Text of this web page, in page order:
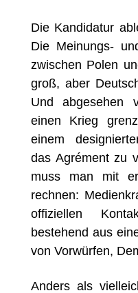
Die Kandidatur
Die Meinungs-
zwischen Polen
groß, aber
Und abgesehen
einen Krieg
einem
das Agrément zu
muss man mit
rechnen:
offiziellen
bestehend aus
von Vorwürfen,
Anders als